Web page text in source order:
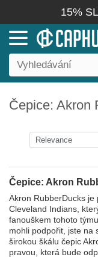
15%
Čepice: Akron
Čepice: Akron
Akron RubberDucks
Cleveland Indians,
fanouškem tohoto
mohli podpořit, jste na
širokou škálu čepic
pravou, která bude